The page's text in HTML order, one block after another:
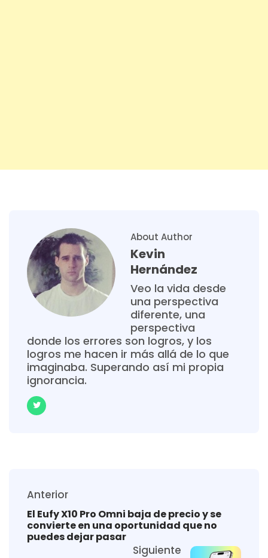
About Author
Kevin
Hernández
Veo la vida desde
una perspectiva
diferente, una
perspectiva
donde los errores son logros, y los
logros me hacen ir más allá de lo que
imaginaba. Superando así mi propia
ignorancia.
Anterior
El Eufy X10 Pro Omni baja de precio y se
convierte en una oportunidad que no
puedes dejar pasar
Siguiente